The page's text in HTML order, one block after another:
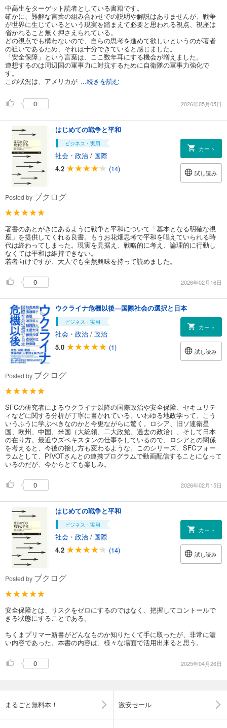
中高生をターゲット読者としている書籍です。
確かに、難解な言葉の組み合わせでの説明や解説はありませんが、戦争
が世界に生じているという現実を踏まえて必要と思われる視点、視座は
省かれること無く押さえられている。
どの視点でも構わないので、自らの思考を進めて欲しいというのが著者
の狙いであるため、それは十分できていると感じました。
「安全保障」という言葉は、ここ数年耳にする機会が増えました。
連想するのは周辺国の軍事力に対抗するために自衛隊の軍事力強化で
す。
この状況は、アメリカが ...続きを読む
0 2026年05月05日
はじめての戦争と平和
ビジネス・実用
社会・政治 / 国際
4.2
(14)
カート
試し読み
Posted by ブクログ
著書のあとがきにあるように戦争と平和について「基本となる明確な視
座」を提供してくれる良書。もうお花畑思考で平和を唱えていられる時
代は終わってしまった。現実を見据え、戦略的に考え、論理的に行動し
なくては平和は維持できない。
若者向けですが、大人でも全然興味を持って読めました。
0 2026年02月16日
ウクライナ危機以後―国際社会の選択と日本
ビジネス・実用
社会・政治 / 政治
5.0
(1)
カート
試し読み
Posted by ブクログ
SFCの研究者によるウクライナ以降の国際政治や安全保障、セキュリテ
ィなどに関する分析が丁寧に書かれている。いわゆる地政学って、こう
いうふうに学ぶべきなのかと今更ながらに驚く。ロシア、旧ソ連衛星
国、欧州、中国、米国（大統領、二大政党、過去の政治）、そして日本
の在り方。最近ウズベキスタンの仕事をしているので、ロシアとの関係
を考えると、今後の接し方も変わるような。このシリーズ、SFCフォー
ラムとして、PIVOTさんとの連携プログラムで動画配信することになって
いるのだが、今からとても楽しみ。
0 2026年02月15日
はじめての戦争と平和
ビジネス・実用
社会・政治 / 国際
4.2
(14)
カート
試し読み
Posted by ブクログ
安全保障とは、リスクをゼロにするのではなく、把握してコントールで
きる状態にすることである。
ちくまプリマー新書がどんなものか知りたくて手に取ったが、非常に濃
い内容であった。本書の内容は、様々な場面で活用出来ると思う。
0 2025年04月26日
まるごと無料本！ 激安セール